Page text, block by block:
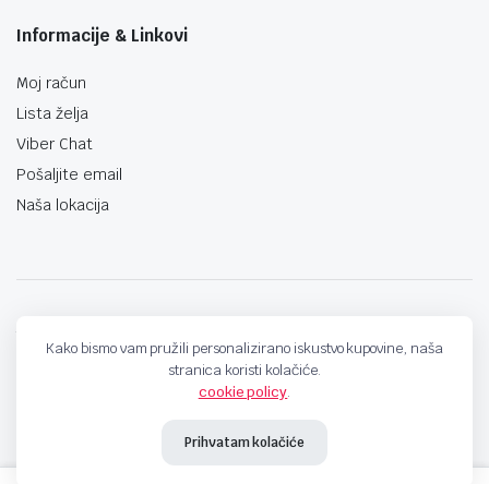
Informacije & Linkovi
Moj račun
Lista želja
Viber Chat
Pošaljite email
Naša lokacija
Kako bismo vam pružili personalizirano iskustvo kupovine, naša
stranica koristi kolačiće.
cookie policy.
Prihvatam kolačiće